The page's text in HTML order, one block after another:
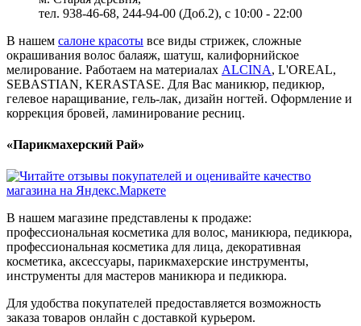
тел. 938-46-68, 244-94-00 (Доб.2), c 10:00 - 22:00
В нашем салоне красоты все виды стрижек, сложные
окрашивания волос балаяж, шатуш, калифорнийское
мелирование. Работаем на материалах ALCINA, L'OREAL,
SEBASTIAN, KERASTASE. Для Вас маникюр, педикюр,
гелевое наращивание, гель-лак, дизайн ногтей. Оформление и
коррекция бровей, ламинирование ресниц.
«Парикмахерский Рай»
В нашем магазине представлены к продаже:
профессиональная косметика для волос, маникюра, педикюра,
профессиональная косметика для лица, декоративная
косметика, аксессуары, парикмахерские инструменты,
инструменты для мастеров маникюра и педикюра.
Для удобства покупателей предоставляется возможность
заказа товаров онлайн с доставкой курьером.